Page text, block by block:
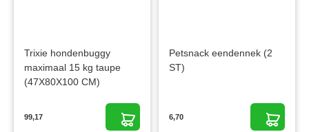
Trixie hondenbuggy
maximaal 15 kg taupe
(47X80X100 CM)
99,17
Petsnack eendennek (2
ST)
6,70